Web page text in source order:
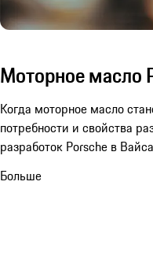
Моторное масло
Когда моторное масло
потребности и свойства
разработок Porsche в
Больше